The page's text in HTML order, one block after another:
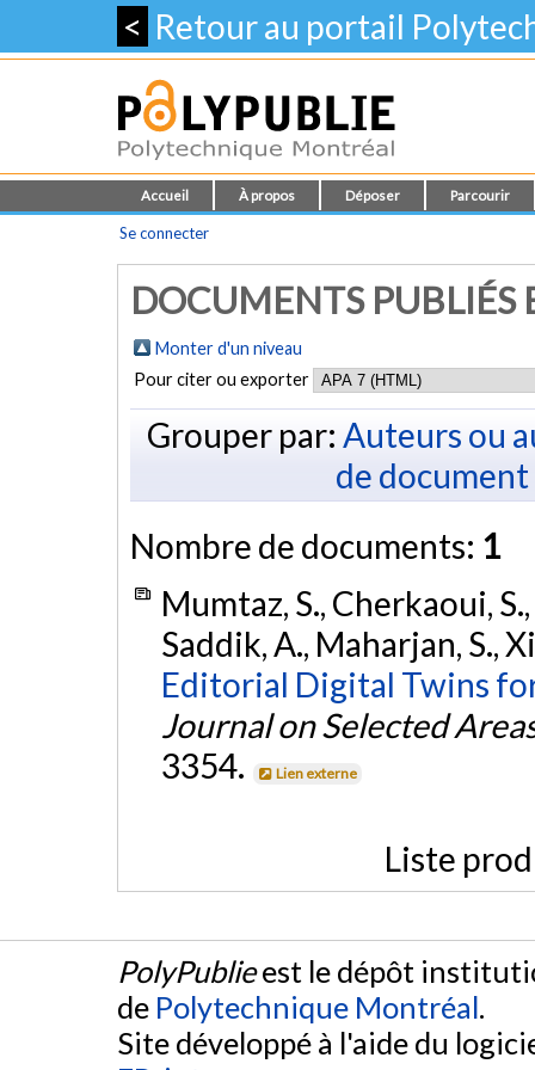
< Retour au portail
Accueil À propos Déposer Parcourir
Se connecter
DOCUMENTS PUBLIÉS
Monter d'un niveau
Pour citer ou exporter
Grouper par: Auteurs ou
de document
Nombre de documents: 1
Mumtaz, S., Cherkaoui,
Saddik, A., Maharjan, S.,
Editorial Digital Twins
Journal on Selected
3354.
Lien externe
Liste
PolyPublieest le dépôt
de Polytechnique Montréal.
Site développé à l'aide du